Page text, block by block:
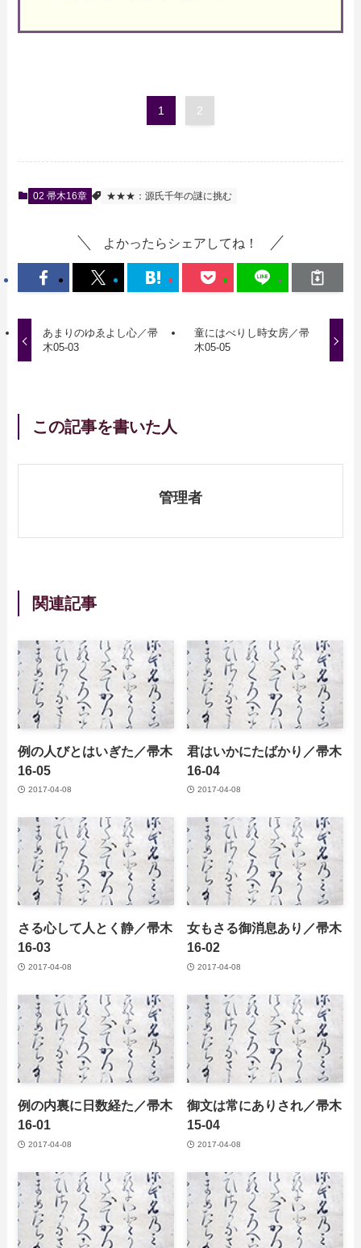
1 2
02 帚木16章 ★★★：源氏千年の謎に挑む
よかったらシェアしてね！
あまりのゆゑよし心／帚
木05-03
童にはべりし時女房／帚
木05-05
この記事を書いた人
管理者
関連記事
例の人びとはいぎた／帚木
16-05
2017-04-08
君はいかにたばかり／帚木
16-04
2017-04-08
さる心して人とく静／帚木
16-03
2017-04-08
女もさる御消息あり／帚木
16-02
2017-04-08
例の内裏に日数経た／帚木
16-01
2017-04-08
御文は常にありされ／帚木
15-04
2017-04-08